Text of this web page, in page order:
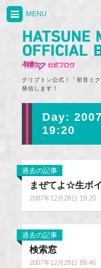
クリプトン公式！「初音ミ
発信します！
MENU
Day:
19:20
過去の記事
まぜてよ☆生ボ
2007年12月28日 19:20
過去の記事
検索窓
2007年12月28日 09:46